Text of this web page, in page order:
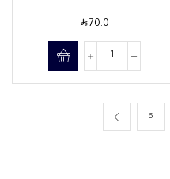
SAR70.0
6